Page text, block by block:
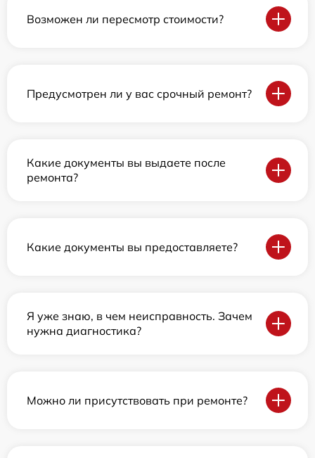
Возможен ли пересмотр стоимости?
Предусмотрен ли у вас срочный ремонт?
Какие документы вы выдаете после
ремонта?
Какие документы вы предоставляете?
Я уже знаю, в чем неисправность. Зачем
нужна диагностика?
Можно ли присутствовать при ремонте?